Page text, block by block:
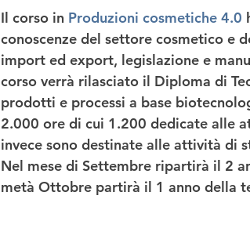
Il corso in Produzioni cosmetiche 4.0
conoscenze del settore cosmetico e
import ed export, legislazione e
corso verrà rilasciato il Diploma di
prodotti e processi a base
2.000 ore di cui 1.200 dedicate alle
invece sono destinate alle attività di
Nel mese di Settembre ripartirà il 2
metà Ottobre partirà il 1 anno della